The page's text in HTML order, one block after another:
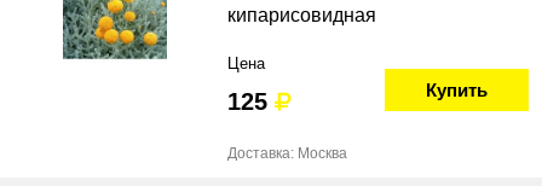
кипарисовидная
Цена
125 Купить
Доставка: Москва